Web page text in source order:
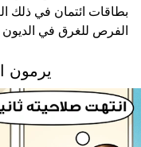
بطاقات ائتمان في ذلك
الفرص للغرق في الديون
يرمون